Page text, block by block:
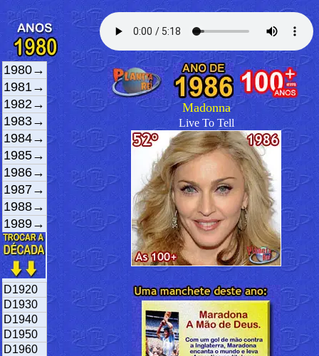
1980→
1981→
1982→
1983→
1984→
1985→
1986→
1987→
1988→
1989→
D1920
D1930
D1940
D1950
D1960
Madonna
Live To Tell